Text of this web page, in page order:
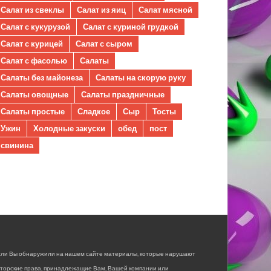
Салат из свеклы Салат из яиц
Салат мясной
Салат с кукурузой
Салат с куриной грудкой
Салат с курицей
Салат с сыром
Салат с фасолью
Салаты
Салаты без майонеза
Салаты на скорую руку
Салаты овощные
Салаты праздничные
Салаты простые
Сладкое Сыр
Тосты
Ужин
Холодные закуски обед
пост
свинина
Вы обнаружили на нашем сайте материалы, которые нарушают
права, принадлежащие Вам, Вашей компании или